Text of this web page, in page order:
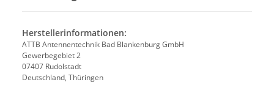
Herstellerinformationen:
ATTB Antennentechnik Bad Blankenburg GmbH
Gewerbegebiet 2
07407 Rudolstadt
Deutschland, Thüringen